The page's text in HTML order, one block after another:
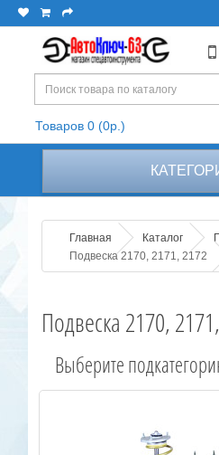
Товаров 0 (0р.)
Главная Каталог
Подвеска 2170, 2171, 2172
Подвеска 2170,
Выберите